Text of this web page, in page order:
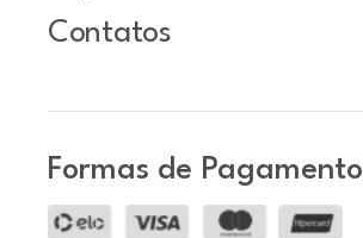
Contatos
Formas de Pagamento